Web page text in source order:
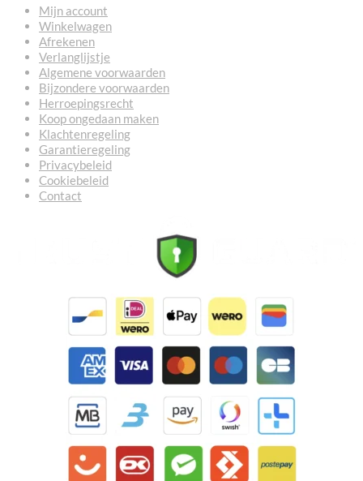
Mijn account
Winkelwagen
Afrekenen
Verlanglijstje
Algemene voorwaarden
Bijzondere voorwaarden
Herroepingsrecht
Koop ongedaan maken
Klachtenregeling
Garantieregeling
Privacybeleid
Cookiebeleid
Contact